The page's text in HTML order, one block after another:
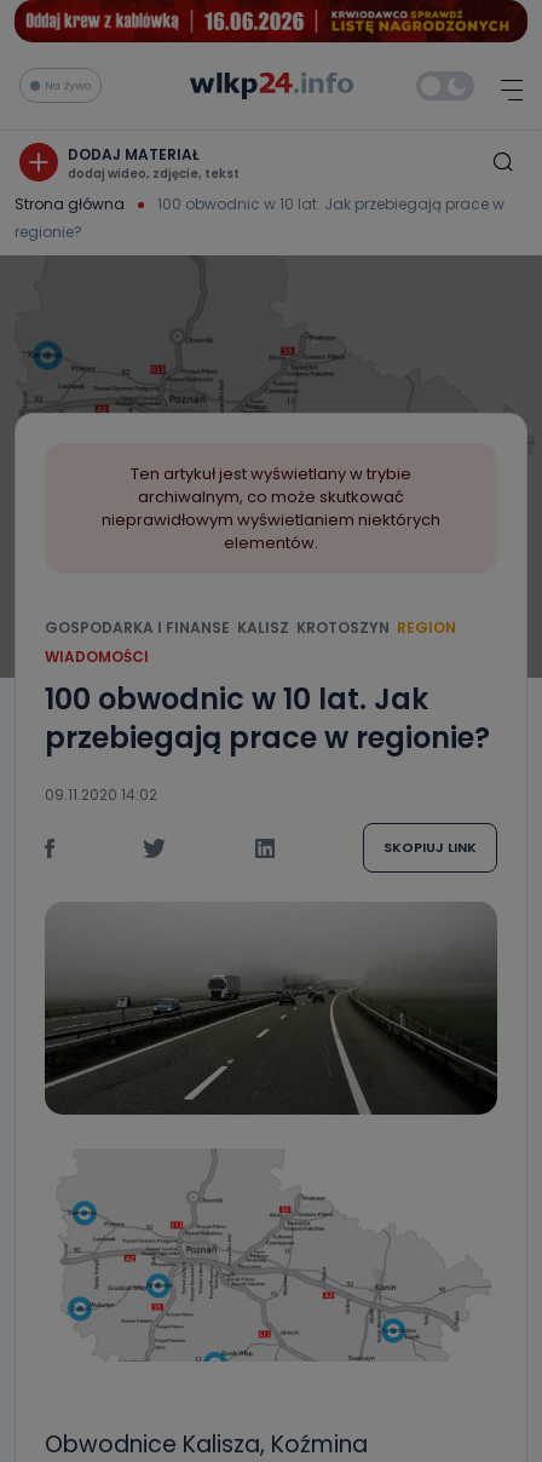
Na żywo
DODAJ MATERIAŁ
dodaj wideo, zdjęcie, tekst
Strona główna
100 obwodnic w 10 lat. Jak przebiegają prace w
regionie?
Ten artykuł jest wyświetlany w trybie
archiwalnym, co może skutkować
nieprawidłowym wyświetlaniem niektórych
elementów.
GOSPODARKA I FINANSE KALISZ KROTOSZYN REGION
WIADOMOŚCI
100 obwodnic w 10 lat. Jak
przebiegają prace w regionie?
09.11.2020 14:02
SKOPIUJ LINK
Obwodnice Kalisza, Koźmina